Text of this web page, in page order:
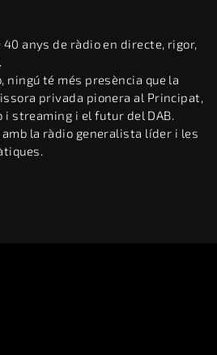
40 anys de ràdio en directe, rigor,
ningú té més presència que la
privada pionera al Principat,
streaming i el futur del DAB.
amb la ràdio generalista líder i les